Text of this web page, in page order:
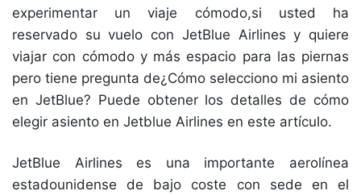
experimentar un viaje cómodo,si usted ha
reservado su vuelo con JetBlue Airlines y quiere
viajar con cómodo y más espacio para las piernas
pero tiene pregunta de¿Cómo selecciono mi asiento
en JetBlue? Puede obtener los detalles de cómo
elegir asiento en Jetblue Airlines en este artículo.
JetBlue Airlines es una importante aerolínea
estadounidense de bajo coste con sede en el